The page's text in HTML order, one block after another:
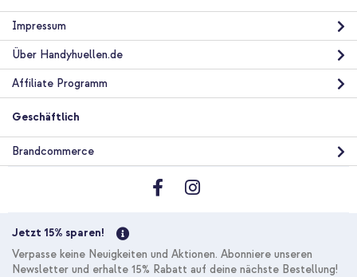
Impressum
Über Handyhuellen.de
Affiliate Programm
Geschäftlich
Brandcommerce
Jetzt 15% sparen!
Verpasse keine Neuigkeiten und Aktionen. Abonniere unseren
Newsletter und erhalte 15% Rabatt auf deine nächste Bestellung!